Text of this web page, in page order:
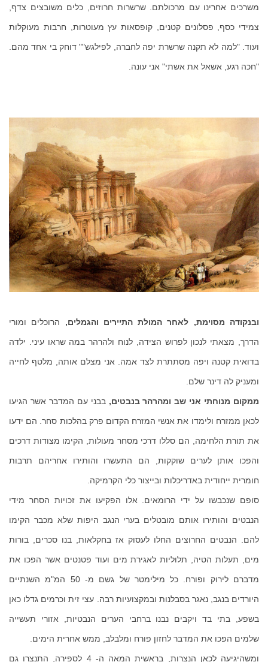
משרכים אחרינו עם מרכולתם. שרשרות חרוזים, כלים משובצים צדף,
צמידי כסף, פסלונים קטנים, קופסאות עץ מעוטרות, חרבות מעוקלות
ועוד. "למה לא תקנה שרשרת יפה לחברה, לפילגש"" דוחק בי אחד מהם.
"חכה רגע, אשאל את אשתי" אני עונה.
ובנקודה מסוימת, לאחר המולת התיירים והגמלים, הרוכלים ומורי
הדרך, מצאתי לנכון לפרוש הצידה, לנוח ולהרהר במה שראו עיני. ילדה
בדואית קטנה ויפה מסתתרת לצד אמה. אני מצלם אותה, מלטף לחייה
ומעניק לה דינר שלם.
ממקום מנוחתי אני שב ומהרהר בנבטים, בבני עם המדבר אשר הגיעו
לכאן ממזרח ולימדו את אנשי המזרח הקדום פרק בהלכות סחר. הם ידעו
את תורת הלחימה, הם סללו דרכי מסחר מעולות, הקימו מצודות דרכים
והפכו אותן לערים שוקקות, הם התעשרו והותירו אחריהם תרבות
חומרית ייחודית באדריכלות ובייצור כלי הקרמיקה.
סופם שנכבשו על ידי הרומאים. אלו הפקיעו את זכויות הסחר מידי
הנבטים והותירו אותם מובטלים בערי הנגב היפות שלא מכבר הקימו
להם. הנבטים החרוצים החלו לעסוק אז בחקלאות, בנו סכרים, בורות
מים, תעלות הטיה, תלוליות לאגירת מים ועוד פטנטים אשר הפכו את
מדברם לירוק ופורח. כל מילימטר של גשם מ- 50 המ"מ השנתיים
היורדים בנגב, נאגר בסבלנות ובמקצועיות רבה. עצי זית וכרמים גדלו כאן
בשפע, בתי בד ויקבים נבנו ברחבי הערים הנבטיות, אזורי תעשייה
שלמים הפכו את המדבר לחזון פורח ומלבלב, ממש אחרית הימים.
ומשהיגיעה לכאן הנצרות, בראשית המאה ה- 4 לספירה, התנצרו גם